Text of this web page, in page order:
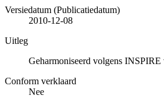
Versiedatum (Publicatiedatum)
2010-12-08
Uitleg
Geharmoniseerd volgens INSPIRE
Conform verklaard
Nee